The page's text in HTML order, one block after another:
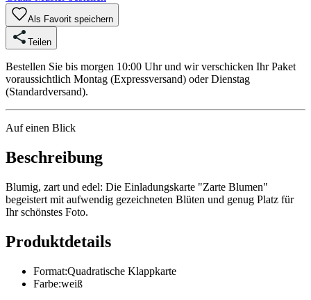
Als Favorit speichern
Teilen
Bestellen Sie bis morgen 10:00 Uhr und wir verschicken Ihr Paket
voraussichtlich Montag (Expressversand) oder Dienstag
(Standardversand).
Auf einen Blick
Beschreibung
Blumig, zart und edel: Die Einladungskarte "Zarte Blumen"
begeistert mit aufwendig gezeichneten Blüten und genug Platz für
Ihr schönstes Foto.
Produktdetails
Format:Quadratische Klappkarte
Farbe:weiß